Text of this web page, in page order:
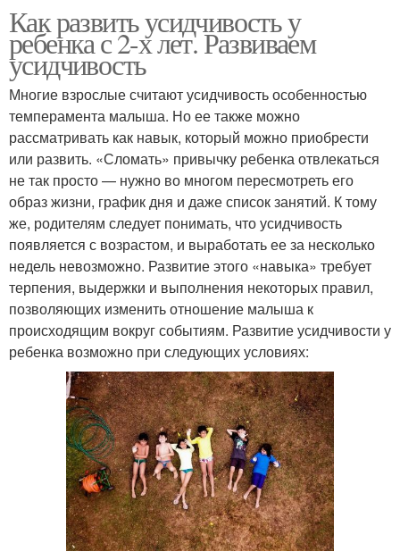
Как развить усидчивость у
ребенка с 2-х лет. Развиваем
усидчивость
Многие взрослые считают усидчивость особенностью
темперамента малыша. Но ее также можно
рассматривать как навык, который можно приобрести
или развить. «Сломать» привычку ребенка отвлекаться
не так просто — нужно во многом пересмотреть его
образ жизни, график дня и даже список занятий. К тому
же, родителям следует понимать, что усидчивость
появляется с возрастом, и выработать ее за несколько
недель невозможно. Развитие этого «навыка» требует
терпения, выдержки и выполнения некоторых правил,
позволяющих изменить отношение малыша к
происходящим вокруг событиям. Развитие усидчивости у
ребенка возможно при следующих условиях: